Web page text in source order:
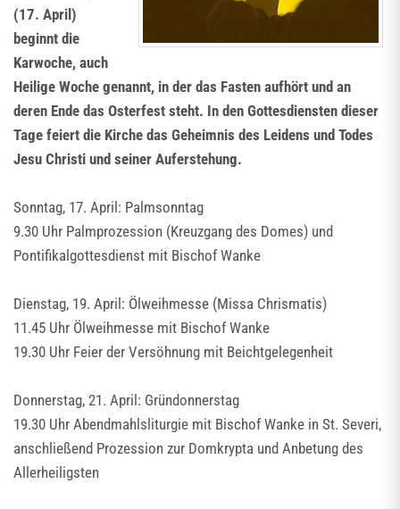
(17. April)
beginnt die
Karwoche, auch
Heilige Woche genannt, in der das Fasten aufhört und an
deren Ende das Osterfest steht. In den Gottesdiensten dieser
Tage feiert die Kirche das Geheimnis des Leidens und Todes
Jesu Christi und seiner Auferstehung.
Sonntag, 17. April: Palmsonntag
9.30 Uhr Palmprozession (Kreuzgang des Domes) und
Pontifikalgottesdienst mit Bischof Wanke
Dienstag, 19. April: Ölweihmesse (Missa Chrismatis)
11.45 Uhr Ölweihmesse mit Bischof Wanke
19.30 Uhr Feier der Versöhnung mit Beichtgelegenheit
Donnerstag, 21. April: Gründonnerstag
19.30 Uhr Abendmahlsliturgie mit Bischof Wanke in St. Severi,
anschließend Prozession zur Domkrypta und Anbetung des
Allerheiligsten